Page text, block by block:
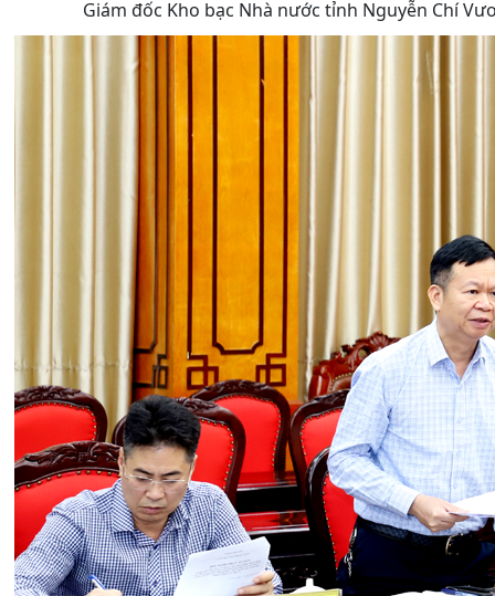
Giám đốc Kho bạc Nhà nước tỉnh Nguyễn Chí